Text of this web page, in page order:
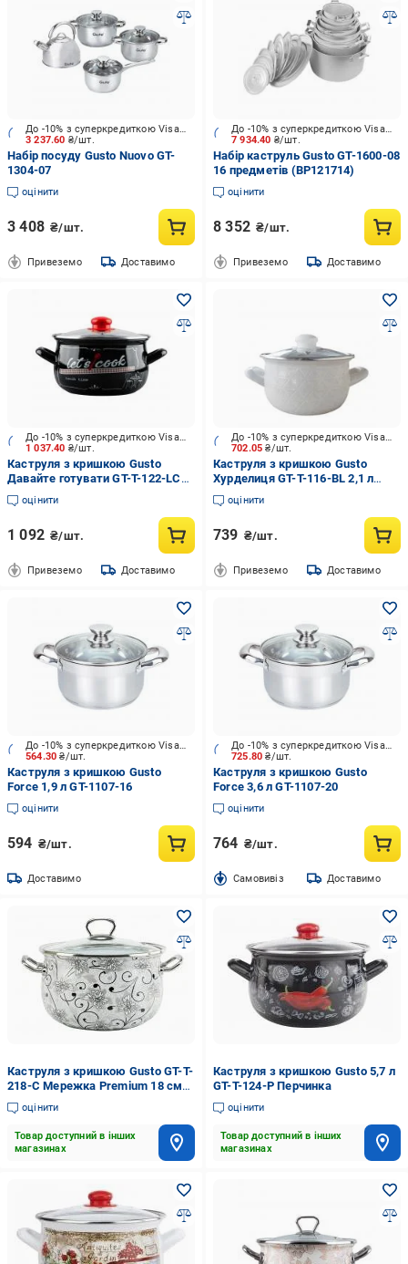
3 237.60 ₴/шт.
До -10% з суперкредиткою Visa Вигода
Набір посуду Gusto Nuovo GT-
1304-07
оцінити
3 408 ₴/шт.
Привеземо Доставимо
7 934.40 ₴/шт.
До -10% з суперкредиткою Visa Вигода
Набір каструль Gusto GT-1600-08
16 предметів (BP121714)
оцінити
8 352 ₴/шт.
Привеземо Доставимо
1 037.40 ₴/шт.
До -10% з суперкредиткою Visa Вигода
Каструля з кришкою Gusto
Давайте готувати GT-T-122-LCB
22 см 5,1 л (BP117499)
оцінити
1 092 ₴/шт.
Привеземо Доставимо
702.05₴/шт.
До -10% з суперкредиткою Visa Вигода
Каструля з кришкою Gusto
Хурделиця GT-T-116-BL 2,1 л
(BP121406)
оцінити
739 ₴/шт.
Привеземо Доставимо
564.30₴/шт.
До -10% з суперкредиткою Visa Вигода
Каструля з кришкою Gusto
Force 1,9 л GT-1107-16
оцінити
594 ₴/шт.
Доставимо
725.80₴/шт.
До -10% з суперкредиткою Visa Вигода
Каструля з кришкою Gusto
Force 3,6 л GT-1107-20
оцінити
764 ₴/шт.
Cамовивіз Доставимо
Каструля з кришкою Gusto GT-T-
218-С Мережка Premium 18 см
3,1 л
оцінити
Товар доступний в інших
магазинах
Каструля з кришкою Gusto 5,7 л
GT-T-124-P Перчинка
оцінити
Товар доступний в інших
магазинах